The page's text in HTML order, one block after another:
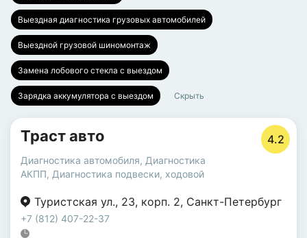
Выездная диагностика грузовых автомобилей
Выездной грузовой шиномонтаж
Замена лобового стекла с выездом
Зарядка аккумулятора с выездом Скрыть
Траст авто 4.2
Диагностика автомобиля, Диагностика
АКПП, Диагностика подвески, ходовой
Туристская ул., 23, корп. 2, Санкт-Петербург
+7 (812) 407-22-37